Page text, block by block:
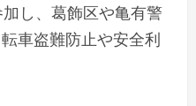
し、葛飾区や亀有警
車盗難防止や安全利